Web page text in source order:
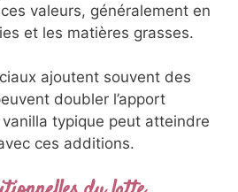
valeurs, généralement en
et les matières grasses.
ajoutent souvent des
doubler l’apport
typique peut atteindre
ces additions.